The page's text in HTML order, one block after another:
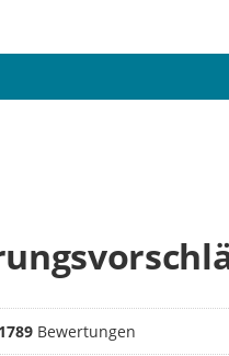
1789 Bewertungen